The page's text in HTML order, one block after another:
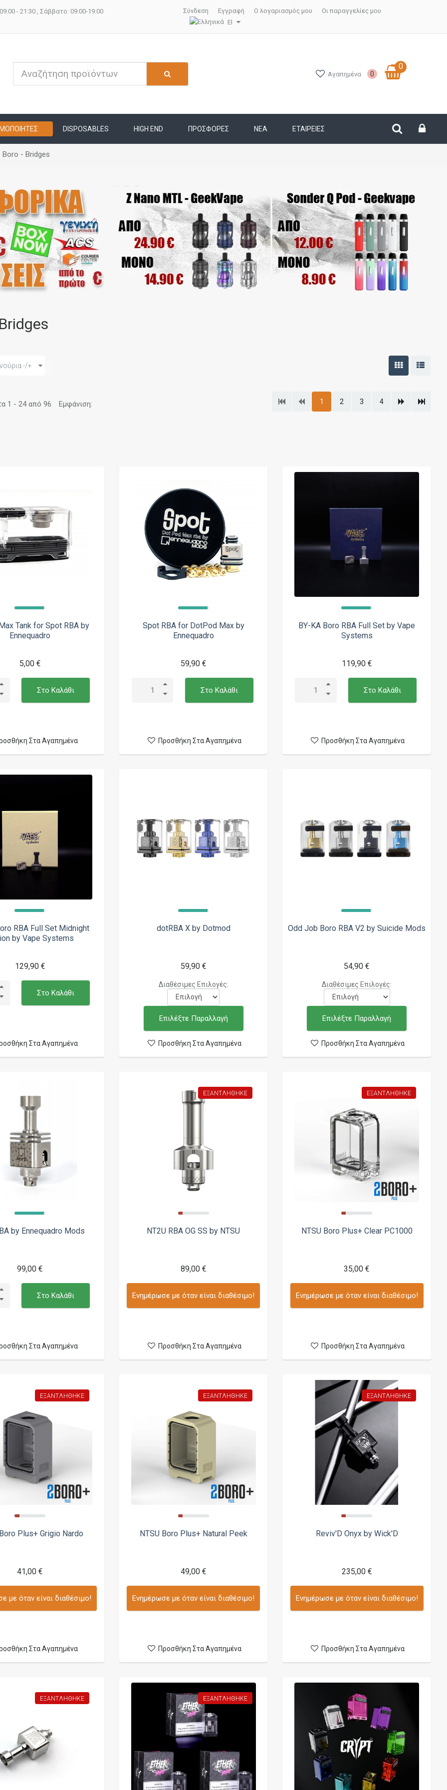
- 21:30 , Σάββατο: 09:00-19:00 Σύνδεση Εγγραφή Ο λογαριασμός μου
Οι παραγγελίες μου
El
Αγαπημένα 0
0
DISPOSABLES HIGH END ΠΡΟΣΦΟΡΕΣ ΝΕΑ ΕΤΑΙΡΕΊΕΣ
Boro - Bridges
-/+
1 - 24 από 96 Εμφάνιση: 1 2 3 4
Tank for Spot RBA by
Ennequadro
5,00 €
Στο Καλάθι
Στα Αγαπημένα
Spot RBA for DotPod Max by
Ennequadro
59,90 €
Στο Καλάθι
Προσθήκη Στα Αγαπημένα
BY-KA Boro RBA Full Set by Vape
Systems
119,90 €
Στο Καλάθι
Προσθήκη Στα Αγαπημένα
RBA Full Set Midnight
by Vape Systems
129,90 €
Στο Καλάθι
Στα Αγαπημένα
dotRBA X by Dotmod
59,90 €
Διαθέσιμες Επιλογές:
Επιλέξτε Παραλλαγή
Προσθήκη Στα Αγαπημένα
Odd Job Boro RBA V2 by Suicide Mods
54,90 €
Διαθέσιμες Επιλογές:
Επιλέξτε Παραλλαγή
Προσθήκη Στα Αγαπημένα
by Ennequadro Mods
99,00 €
Στο Καλάθι
Στα Αγαπημένα
ΕΞΑΝΤΛΉΘΗΚΕ
NT2U RBA OG SS by NTSU
89,00 €
Ενημέρωσε με όταν είναι διαθέσιμο!
Προσθήκη Στα Αγαπημένα
ΕΞΑΝΤΛΉΘΗΚΕ
NTSU Boro Plus+ Clear PC1000
35,00 €
Ενημέρωσε με όταν είναι διαθέσιμο!
Προσθήκη Στα Αγαπημένα
ΕΞΑΝΤΛΉΘΗΚΕ
Plus+ Grigio Nardo
41,00 €
με όταν είναι διαθέσιμο!
Στα Αγαπημένα
ΕΞΑΝΤΛΉΘΗΚΕ
NTSU Boro Plus+ Natural Peek
49,00 €
Ενημέρωσε με όταν είναι διαθέσιμο!
Προσθήκη Στα Αγαπημένα
ΕΞΑΝΤΛΉΘΗΚΕ
Reviv'D Onyx by Wick'D
235,00 €
Ενημέρωσε με όταν είναι διαθέσιμο!
Προσθήκη Στα Αγαπημένα
ΕΞΑΝΤΛΉΘΗΚΕ ΕΞΑΝΤΛΉΘΗΚΕ